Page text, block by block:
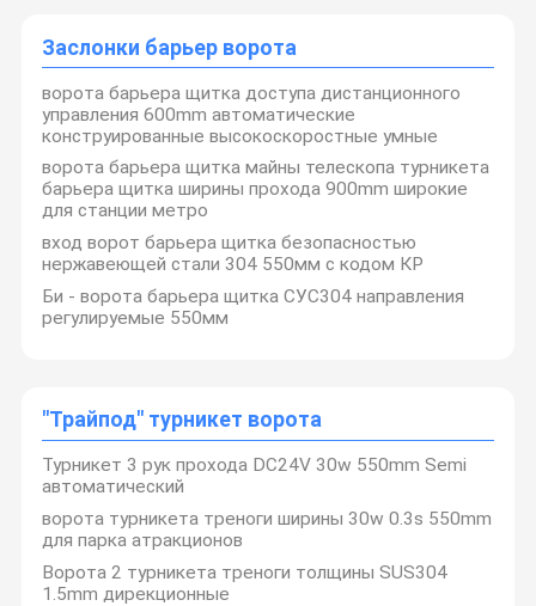
Заслонки барьер ворота
ворота барьера щитка доступа дистанционного
управления 600mm автоматические
конструированные высокоскоростные умные
ворота барьера щитка майны телескопа турникета
барьера щитка ширины прохода 900mm широкие
для станции метро
вход ворот барьера щитка безопасностью
нержавеющей стали 304 550мм с кодом КР
Би - ворота барьера щитка СУС304 направления
регулируемые 550мм
"Трайпод" турникет ворота
Турникет 3 рук прохода DC24V 30w 550mm Semi
автоматический
ворота турникета треноги ширины 30w 0.3s 550mm
для парка атракционов
Ворота 2 турникета треноги толщины SUS304
1.5mm дирекционные